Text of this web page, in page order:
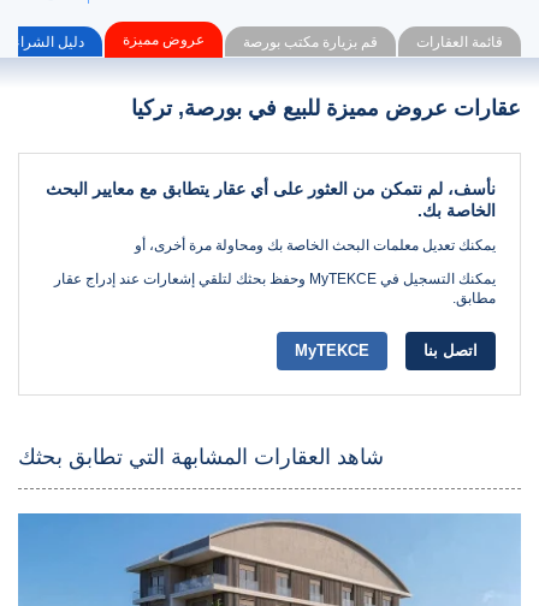
قائمة العقارات قم بزيارة مكتب بورصة عروض مميزة دليل الشراء
عقارات عروض مميزة للبيع في بورصة, تركيا
نأسف، لم نتمكن من العثور على أي عقار يتطابق مع معايير البحث
الخاصة بك.
يمكنك تعديل معلمات البحث الخاصة بك ومحاولة مرة أخرى، أو
يمكنك التسجيل في MyTEKCE وحفظ بحثك لتلقي إشعارات عند إدراج عقار
مطابق.
MyTEKCE اتصل بنا
شاهد العقارات المشابهة التي تطابق بحثك